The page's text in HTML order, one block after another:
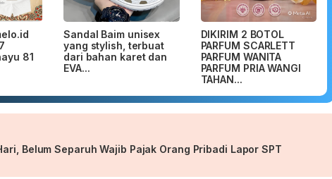
81
Sandal Baim unisex
yang stylish, terbuat
dari bahan karet dan
EVA...
DIKIRIM 2 BOTOL
PARFUM SCARLETT
PARFUM WANITA
PARFUM PRIA WANGI
TAHAN...
Belum Separuh Wajib Pajak Orang Pribadi Lapor SPT